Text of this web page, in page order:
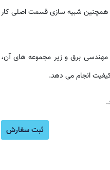
همچنین شبیه سازی قسمت اصلی کار
برق و زیر مجموعه های آن،
کیفیت انجام می دهد.
ثبت سفارش